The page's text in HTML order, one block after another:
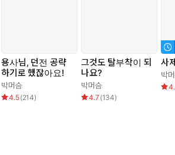
용사님, 던전 공략
하기로 했잖아요!
박머슴
4.5(214)
그것도 탈부착이 되
나요?
박머슴
4.7 (134)
사
박